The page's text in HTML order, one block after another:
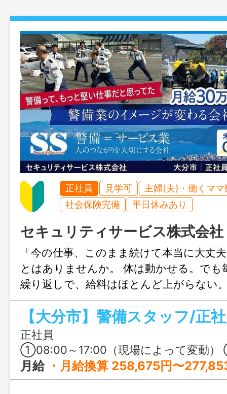
正社員 見学可
主婦(夫)・働くママ
社会保険完備
平日休みあり
セキュリティサービス株式会社
「今の仕事、このまま続けて本当に大丈
とはありませんか。 体は動かせる。でも
繰り返しで、給料はほとんど上がらない
方の多くが、そんな状況にいます。 そん
ています。
正社員
①08:00～17:00（現場によって変動） ②21:00〜06:00
月給 ・月給換算 258,675円〜277,853円（日勤） 【内訳】 日給：10,400円〜11,120円 × 22日 住宅手当：5,000円 扶養手当：10,000円 家族手当：10,000円（子供2人） 資格手当：〜3,000円 昼時間外（3時間分） ーーーーーーーーーー ・月給換算 297,675円〜319,553円（日勤22日・夜勤3日の場合） 【内訳】